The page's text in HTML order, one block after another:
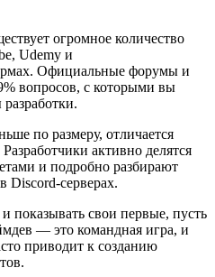
огромное количество
Udemy и
Официальные форумы и
вопросов, с которыми вы
по размеру, отличается
активно делятся
и подробно разбирают
серверах.
показывать свои первые, пусть
— это командная игра, и
приводит к созданию